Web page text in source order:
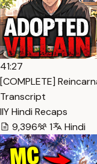
41:27
[COMPLETE]
Transcript
IlY Hindi Recaps
9,396
1 Hindi